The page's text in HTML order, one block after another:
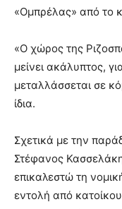
«Ομπρέλας» από το
«Ο χώρος της
μείνει ακάλυπτος,
μεταλλάσσεται σε
ίδια.
Σχετικά με την
Στέφανος
επικαλεστώ τη
εντολή από